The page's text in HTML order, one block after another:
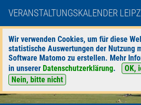
VERANSTALTUNGSKALENDER
Wir verwenden Cookies, um für diese
statistische Auswertungen der Nutzung
Software Matomo zu erstellen. Mehr
in unserer Datenschutzerklärung.
OK,
Nein, bitte nicht